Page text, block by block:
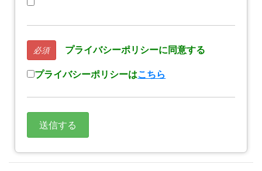
必須 プライバシーポリシーに同意する
プライバシーポリシーはこちら